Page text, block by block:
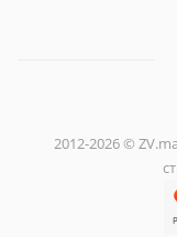
2012-2026 ©